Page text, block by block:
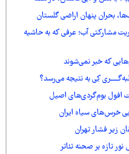
بحران پنهان اراضی گلستان
مشارکتی آب؛ عرفی که به حاشیه
که خبر نمی‌شوند
کِی به نتیجه می‌رسد؟
افول بوم‌گردی‌های اصیل
خرس‌های سیاه ایران
زیر فشار تهران
نور تازه بر صحنه تئاتر